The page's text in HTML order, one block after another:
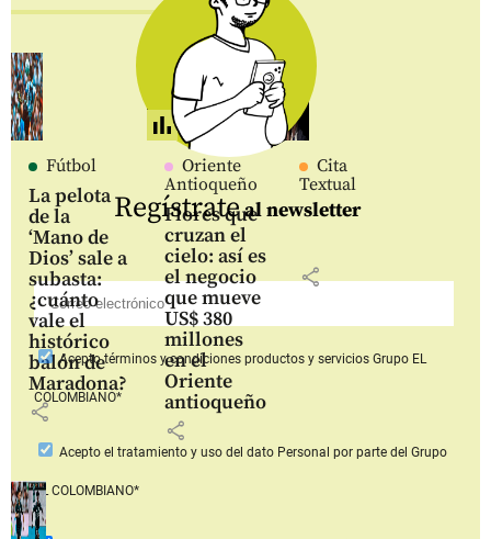
Fútbol
La pelota
de la
‘Mano de
Dios’ sale a
subasta:
¿cuánto
vale el
histórico
balón de
Maradona?
share
Oriente
Antioqueño
Flores que
cruzan el
cielo: así es
el negocio
que mueve
US$ 380
millones
en el
Oriente
antioqueño
share
Cita
Textual
share
Regístrateal newsletter
Aceptotérminos y condiciones productos y serviciosGrupo EL
COLOMBIANO*
Acepto el tratamiento y uso del dato Personal por parte del Grupo
EL COLOMBIANO*